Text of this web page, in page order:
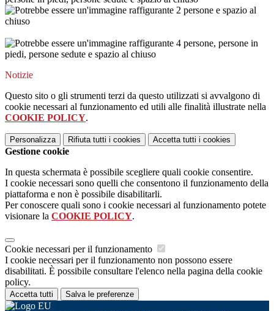
Notizie
Questo sito o gli strumenti terzi da questo utilizzati si avvalgono di
cookie necessari al funzionamento ed utili alle finalità illustrate nella
COOKIE POLICY.
Personalizza Rifiuta tutti i cookies Accetta tutti i cookies
Gestione cookie
In questa schermata è possibile scegliere quali cookie consentire.
I cookie necessari sono quelli che consentono il funzionamento della
piattaforma e non è possibile disabilitarli.
Per conoscere quali sono i cookie necessari al funzionamento potete
visionare la COOKIE POLICY.
Cookie necessari per il funzionamento
I cookie necessari per il funzionamento non possono essere
disabilitati. È possibile consultare l'elenco nella pagina della cookie
policy.
Accetta tutti Salva le preferenze